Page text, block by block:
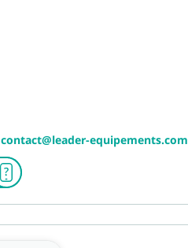
contact@leader-equipements.com